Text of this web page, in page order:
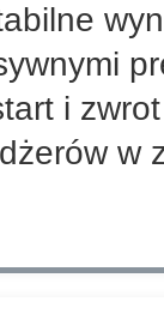
i
w